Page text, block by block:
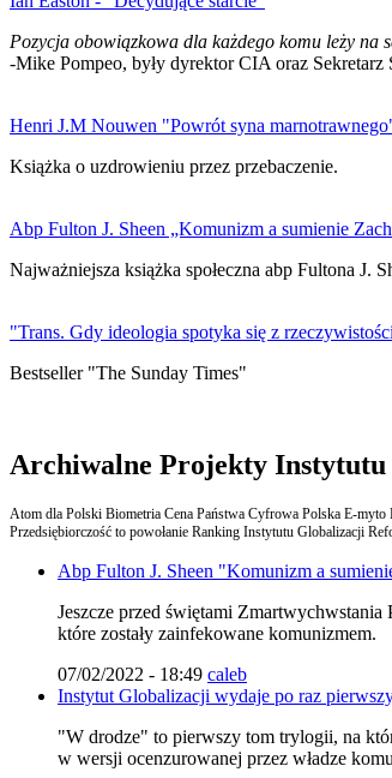
Pozycja obowiązkowa dla każdego komu leży na
-Mike Pompeo, były dyrektor CIA oraz Sekretarz
Henri J.M Nouwen "Powrót syna
Książka o uzdrowieniu przez przebaczenie.
Abp Fulton J. Sheen „Komunizm a sumienie
Najważniejsza książka społeczna abp Fultona J.
"Trans. Gdy ideologia spotyka się z
Bestseller "The Sunday Times"
Archiwalne Projekty Instytutu
Atom dla Polski Biometria Cena Państwa Cyfrowa Polska E-
Przedsiębiorczość to powołanie Ranking Instytutu Globalizacji
Abp Fulton J. Sheen "Komunizm a
Jeszcze przed świętami
które zostały zainfekowane komunizmem.
07/02/2022 - 18:49 caleb
Instytut Globalizacji wydaje po raz
"W drodze" to pierwszy tom trylogii, na
w wersji ocenzurowanej przez władze